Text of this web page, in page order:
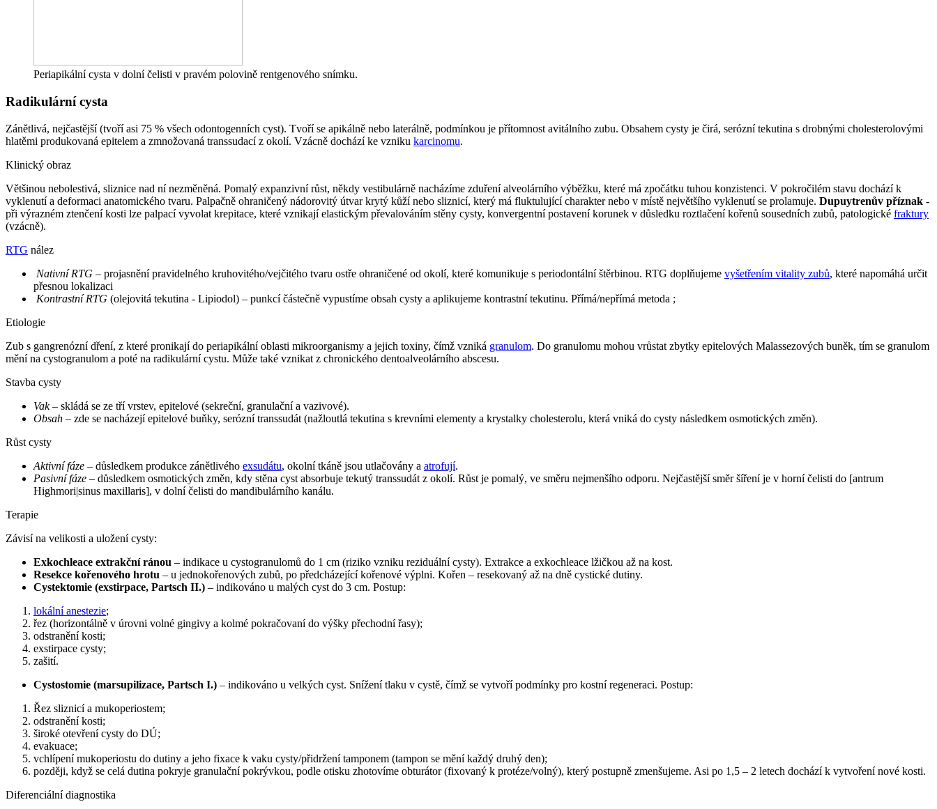
Periapikální cysta v dolní čelisti v pravém polovině rentgenového snímku.
Radikulární cysta
Zánětlivá, nejčastější (tvoří asi 75 % všech odontogenních cyst). Tvoří se apikálně nebo laterálně, podmínkou je přítomnost avitálního zubu. Obsahem cysty je čirá, serózní tekutina s drobnými cholesterolovými
hlatěmi produkovaná epitelem a zmnožovaná transsudací z okolí. Vzácně dochází ke vzniku karcinomu.
Klinický obraz
Většinou nebolestivá, sliznice nad ní nezměněná. Pomalý expanzivní růst, někdy vestibulárně nacházíme zduření alveolárního výběžku, které má zpočátku tuhou konzistenci. V pokročilém stavu dochází k
vyklenutí a deformaci anatomického tvaru. Palpačně ohraničený nádorovitý útvar krytý kůží nebo sliznicí, který má fluktulující charakter nebo v místě největšího vyklenutí se prolamuje. Dupuytrenův příznak -
při výrazném ztenčení kosti lze palpací vyvolat krepitace, které vznikají elastickým převalováním stěny cysty, konvergentní postavení korunek v důsledku roztlačení kořenů sousedních zubů, patologické fraktury
(vzácně).
RTG nález
Nativní RTG – projasnění pravidelného kruhovitého/vejčitého tvaru ostře ohraničené od okolí, které komunikuje s periodontální štěrbinou. RTG doplňujeme vyšetřením vitality zubů, které napomáhá určit
přesnou lokalizaci
Kontrastní RTG (olejovitá tekutina - Lipiodol) – punkcí částečně vypustíme obsah cysty a aplikujeme kontrastní tekutinu. Přímá/nepřímá metoda ;
Etiologie
Zub s gangrenózní dření, z které pronikají do periapikální oblasti mikroorganismy a jejich toxiny, čímž vzniká granulom. Do granulomu mohou vrůstat zbytky epitelových Malassezových buněk, tím se granulom
mění na cystogranulom a poté na radikulární cystu. Může také vznikat z chronického dentoalveolárního abscesu.
Stavba cysty
Vak– skládá se ze tří vrstev, epitelové (sekreční, granulační a vazivové).
Obsah – zde se nacházejí epitelové buňky, serózní transsudát (nažloutlá tekutina s krevními elementy a krystalky cholesterolu, která vniká do cysty následkem osmotických změn).
Růst cysty
Aktivní fáze – důsledkem produkce zánětlivého exsudátu, okolní tkáně jsou utlačovány a atrofují.
Pasivní fáze – důsledkem osmotických změn, kdy stěna cyst absorbuje tekutý transsudát z okolí. Růst je pomalý, ve směru nejmenšího odporu. Nejčastější směr šíření je v horní čelisti do [antrum
Highmori|sinus maxillaris], v dolní čelisti do mandibulárního kanálu.
Terapie
Závisí na velikosti a uložení cysty:
Exkochleace extrakční ránou – indikace u cystogranulomů do 1 cm (riziko vzniku reziduální cysty). Extrakce a exkochleace lžičkou až na kost.
Resekce kořenového hrotu – u jednokořenových zubů, po předcházející kořenové výplni. Kořen – resekovaný až na dně cystické dutiny.
Cystektomie (exstirpace, Partsch II.) – indikováno u malých cyst do 3 cm. Postup:
lokální anestezie;
řez (horizontálně v úrovni volné gingivy a kolmé pokračovaní do výšky přechodní řasy);
odstranění kosti;
exstirpace cysty;
zašití.
Cystostomie (marsupilizace, Partsch I.) – indikováno u velkých cyst. Snížení tlaku v cystě, čímž se vytvoří podmínky pro kostní regeneraci. Postup:
Řez sliznicí a mukoperiostem;
odstranění kosti;
široké otevření cysty do DÚ;
evakuace;
vchlípení mukoperiostu do dutiny a jeho fixace k vaku cysty/přidržení tamponem (tampon se mění každý druhý den);
později, když se celá dutina pokryje granulační pokrývkou, podle otisku zhotovíme obturátor (fixovaný k protéze/volný), který postupně zmenšujeme. Asi po 1,5 – 2 letech dochází k vytvoření nové kosti.
Diferenciální diagnostika